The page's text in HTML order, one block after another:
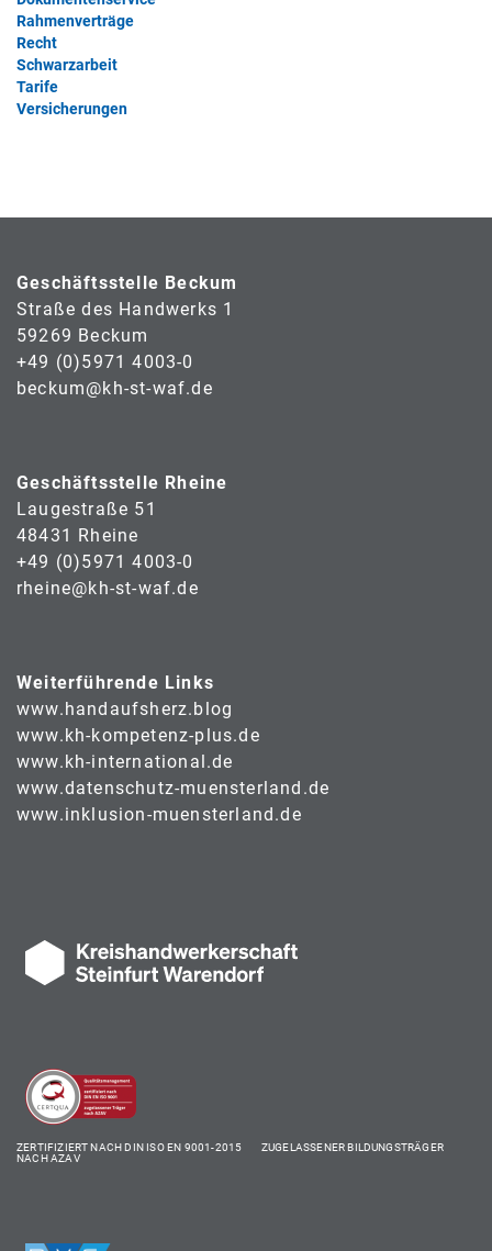
Rahmenverträge
Recht
Schwarzarbeit
Tarife
Versicherungen
Geschäftsstelle Beckum
Straße des Handwerks 1
59269 Beckum
+49 (0)5971 4003-0
beckum@kh-st-waf.de
Geschäftsstelle Rheine
Laugestraße 51
48431 Rheine
+49 (0)5971 4003-0
rheine@kh-st-waf.de
Weiterführende Links
www.handaufsherz.blog
www.kh-kompetenz-plus.de
www.kh-international.de
www.datenschutz-muensterland.de
www.inklusion-muensterland.de
ZERTIFIZIERT NACH DIN ISO EN 9001-2015 ZUGELASSENER BILDUNGSTRÄGER
NACH AZAV